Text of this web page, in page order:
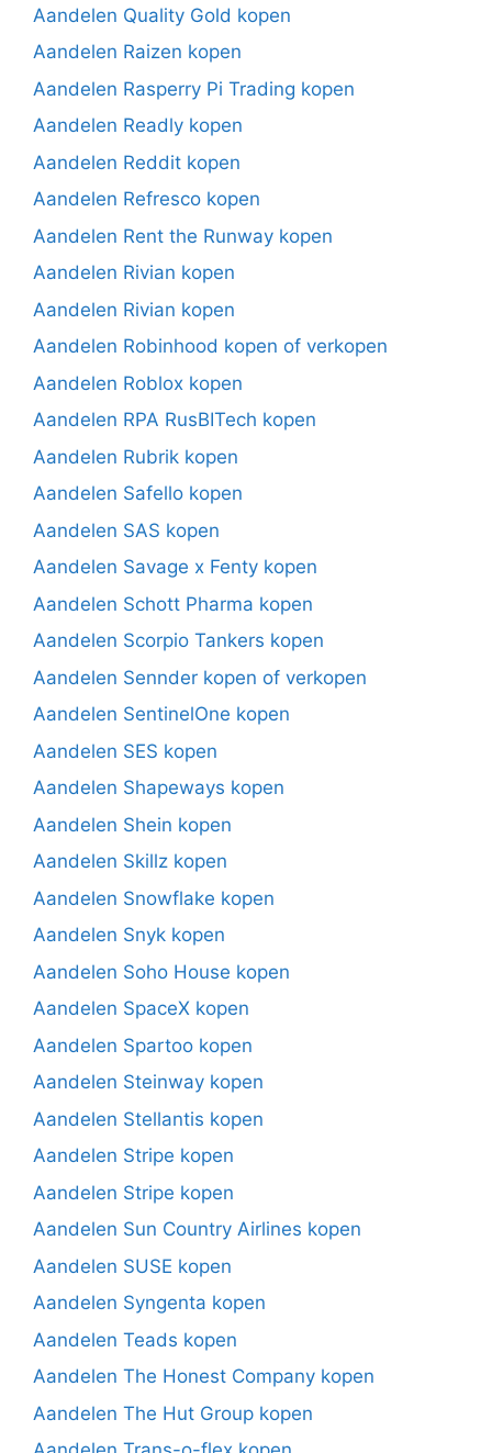
Aandelen Quality Gold kopen
Aandelen Raizen kopen
Aandelen Rasperry Pi Trading kopen
Aandelen Readly kopen
Aandelen Reddit kopen
Aandelen Refresco kopen
Aandelen Rent the Runway kopen
Aandelen Rivian kopen
Aandelen Rivian kopen
Aandelen Robinhood kopen of verkopen
Aandelen Roblox kopen
Aandelen RPA RusBITech kopen
Aandelen Rubrik kopen
Aandelen Safello kopen
Aandelen SAS kopen
Aandelen Savage x Fenty kopen
Aandelen Schott Pharma kopen
Aandelen Scorpio Tankers kopen
Aandelen Sennder kopen of verkopen
Aandelen SentinelOne kopen
Aandelen SES kopen
Aandelen Shapeways kopen
Aandelen Shein kopen
Aandelen Skillz kopen
Aandelen Snowflake kopen
Aandelen Snyk kopen
Aandelen Soho House kopen
Aandelen SpaceX kopen
Aandelen Spartoo kopen
Aandelen Steinway kopen
Aandelen Stellantis kopen
Aandelen Stripe kopen
Aandelen Stripe kopen
Aandelen Sun Country Airlines kopen
Aandelen SUSE kopen
Aandelen Syngenta kopen
Aandelen Teads kopen
Aandelen The Honest Company kopen
Aandelen The Hut Group kopen